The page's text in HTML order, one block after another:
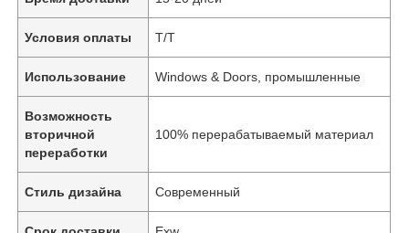
Условия оплаты Т/Т
Использование Windows & Doors, промышленные
Возможность
вторичной
переработки
100% перерабатываемый материал
Стиль дизайна Современный